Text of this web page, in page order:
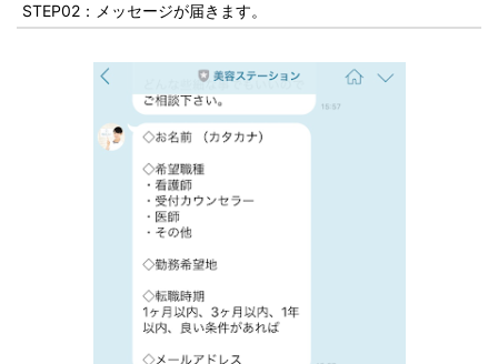
STEP02：メッセージが届きます。